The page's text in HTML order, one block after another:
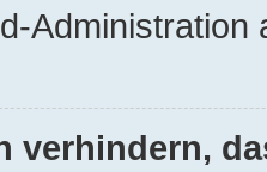
Administration
verhindern,